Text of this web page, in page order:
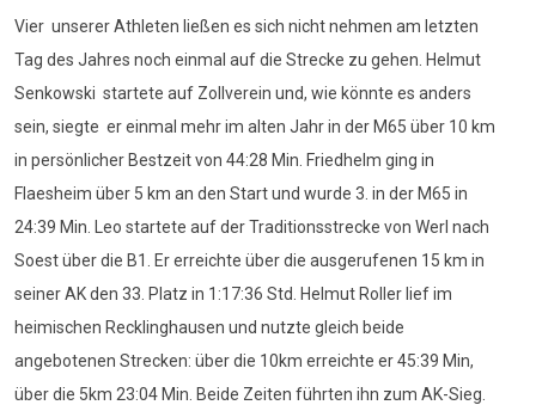
Vier unserer Athleten ließen es sich nicht nehmen am letzten
Tag des Jahres noch einmal auf die Strecke zu gehen. Helmut
Senkowski startete auf Zollverein und, wie könnte es anders
sein, siegte er einmal mehr im alten Jahr in der M65 über 10 km
in persönlicher Bestzeit von 44:28 Min. Friedhelm ging in
Flaesheim über 5 km an den Start und wurde 3. in der M65 in
24:39 Min. Leo startete auf der Traditionsstrecke von Werl nach
Soest über die B1. Er erreichte über die ausgerufenen 15 km in
seiner AK den 33. Platz in 1:17:36 Std. Helmut Roller lief im
heimischen Recklinghausen und nutzte gleich beide
angebotenen Strecken: über die 10km erreichte er 45:39 Min,
über die 5km 23:04 Min. Beide Zeiten führten ihn zum AK-Sieg.